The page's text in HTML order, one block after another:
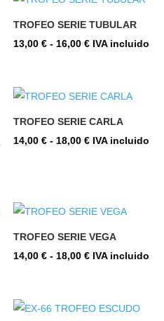
11,00 €
TROFEO SERIE TUBULAR
13,00 € - 16,00 €Rango
desde
13,00 €
IVA incluido
TROFEO SERIE CARLA
14,00 € - 18,00 €Rango
14,00 €
hasta
IVA incluido
TROFEO SERIE VEGA
14,00 € - 18,00 €Rango
desde
IVA incluido